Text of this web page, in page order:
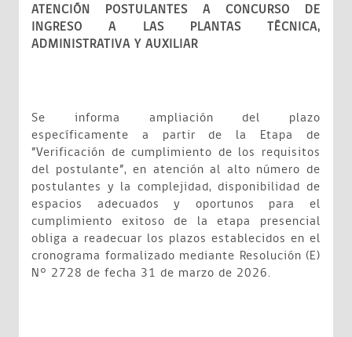
ATENCIÓN POSTULANTES A CONCURSO DE
INGRESO A LAS PLANTAS TÉCNICA,
ADMINISTRATIVA Y AUXILIAR
Se informa ampliación del plazo
específicamente a partir de la Etapa de
”Verificación de cumplimiento de los requisitos
del postulante”, en atención al alto número de
postulantes y la complejidad, disponibilidad de
espacios adecuados y oportunos para el
cumplimiento exitoso de la etapa presencial
obliga a readecuar los plazos establecidos en el
cronograma formalizado mediante Resolución (E)
N° 2728 de fecha 31 de marzo de 2026.